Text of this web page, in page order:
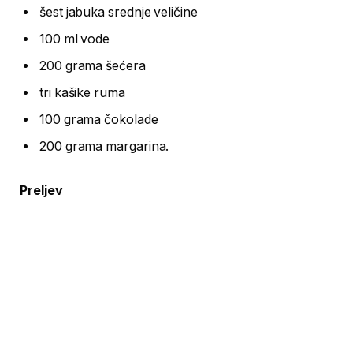
šest jabuka srednje veličine
100 ml vode
200 grama šećera
tri kašike ruma
100 grama čokolade
200 grama margarina.
Preljev